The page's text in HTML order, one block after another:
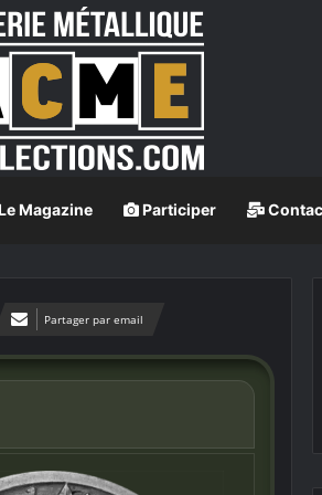
Magazine Participer
Partager par email